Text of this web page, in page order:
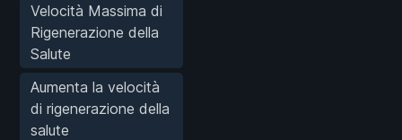
Velocità Massima di
Rigenerazione della
Salute
Aumenta la velocità
di rigenerazione della
salute